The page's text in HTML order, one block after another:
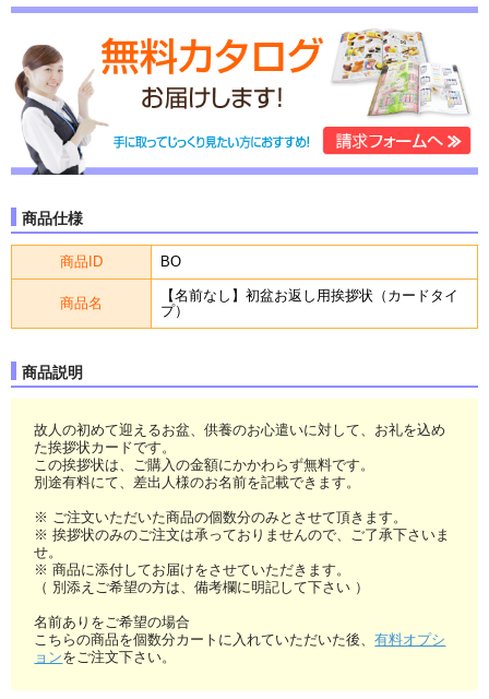
商品仕様
商品ID BO
商品名
【名前なし】初盆お返し用挨拶状（カードタイ
プ）
商品説明
故人の初めて迎えるお盆、供養のお心遣いに対して、お礼を込め
た挨拶状カードです。
この挨拶状は、ご購入の金額にかかわらず無料です。
別途有料にて、差出人様のお名前を記載できます。
※ ご注文いただいた商品の個数分のみとさせて頂きます。
※ 挨拶状のみのご注文は承っておりませんので、ご了承下さいま
せ。
※ 商品に添付してお届けをさせていただきます。
（ 別添えご希望の方は、備考欄に明記して下さい ）
名前ありをご希望の場合
こちらの商品を個数分カートに入れていただいた後、有料オプシ
ョンをご注文下さい。